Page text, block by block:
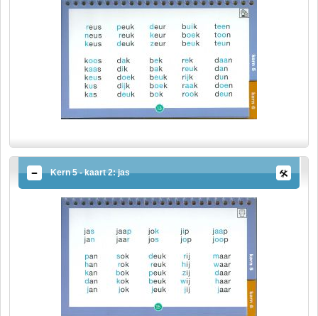
Kern 5 - kaart 2: jas